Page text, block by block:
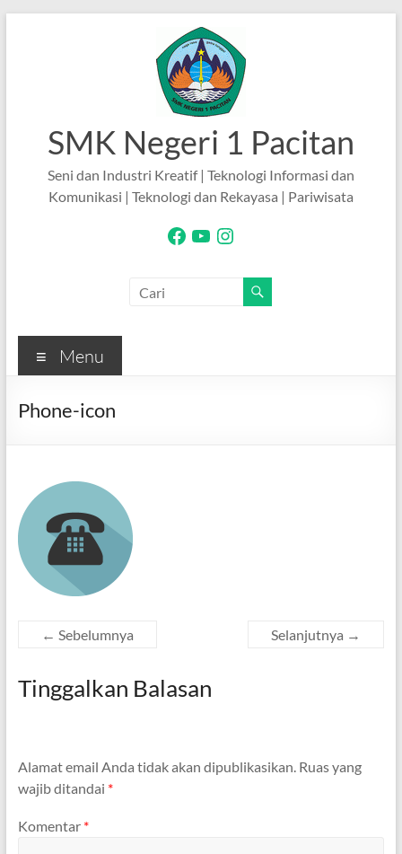
SMK Negeri 1 Pacitan
Seni dan Industri Kreatif | Teknologi Informasi dan
Komunikasi | Teknologi dan Rekayasa | Pariwisata
Facebook
YouTubeInstagram
Menu
Phone-icon
← Sebelumnya Selanjutnya →
Tinggalkan Balasan
Alamat email Anda tidak akan dipublikasikan. Ruas yang
wajib ditandai *
Komentar *